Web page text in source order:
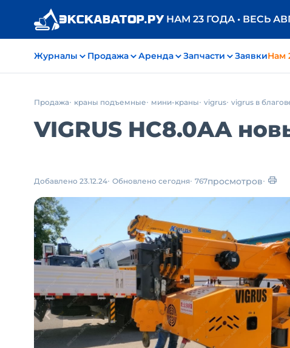
НАМ 23 ГОДА • ВЕСЬ
Журналы Продажа Аренда Запчасти ЗаявкиНам
Продажа краны подъемные мини-краны vigrus vigrus в
VIGRUS HC8.0AA
Добавлено 23.12.24 Обновлено сегодня 767просмотров